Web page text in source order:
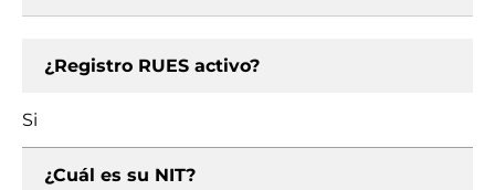
¿Registro RUES activo?
Si
¿Cuál es su NIT?